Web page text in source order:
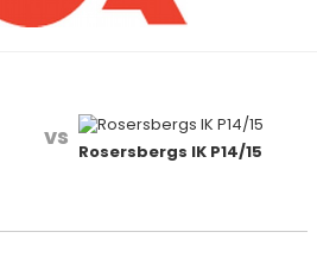
vs
Rosersbergs IK P14/15